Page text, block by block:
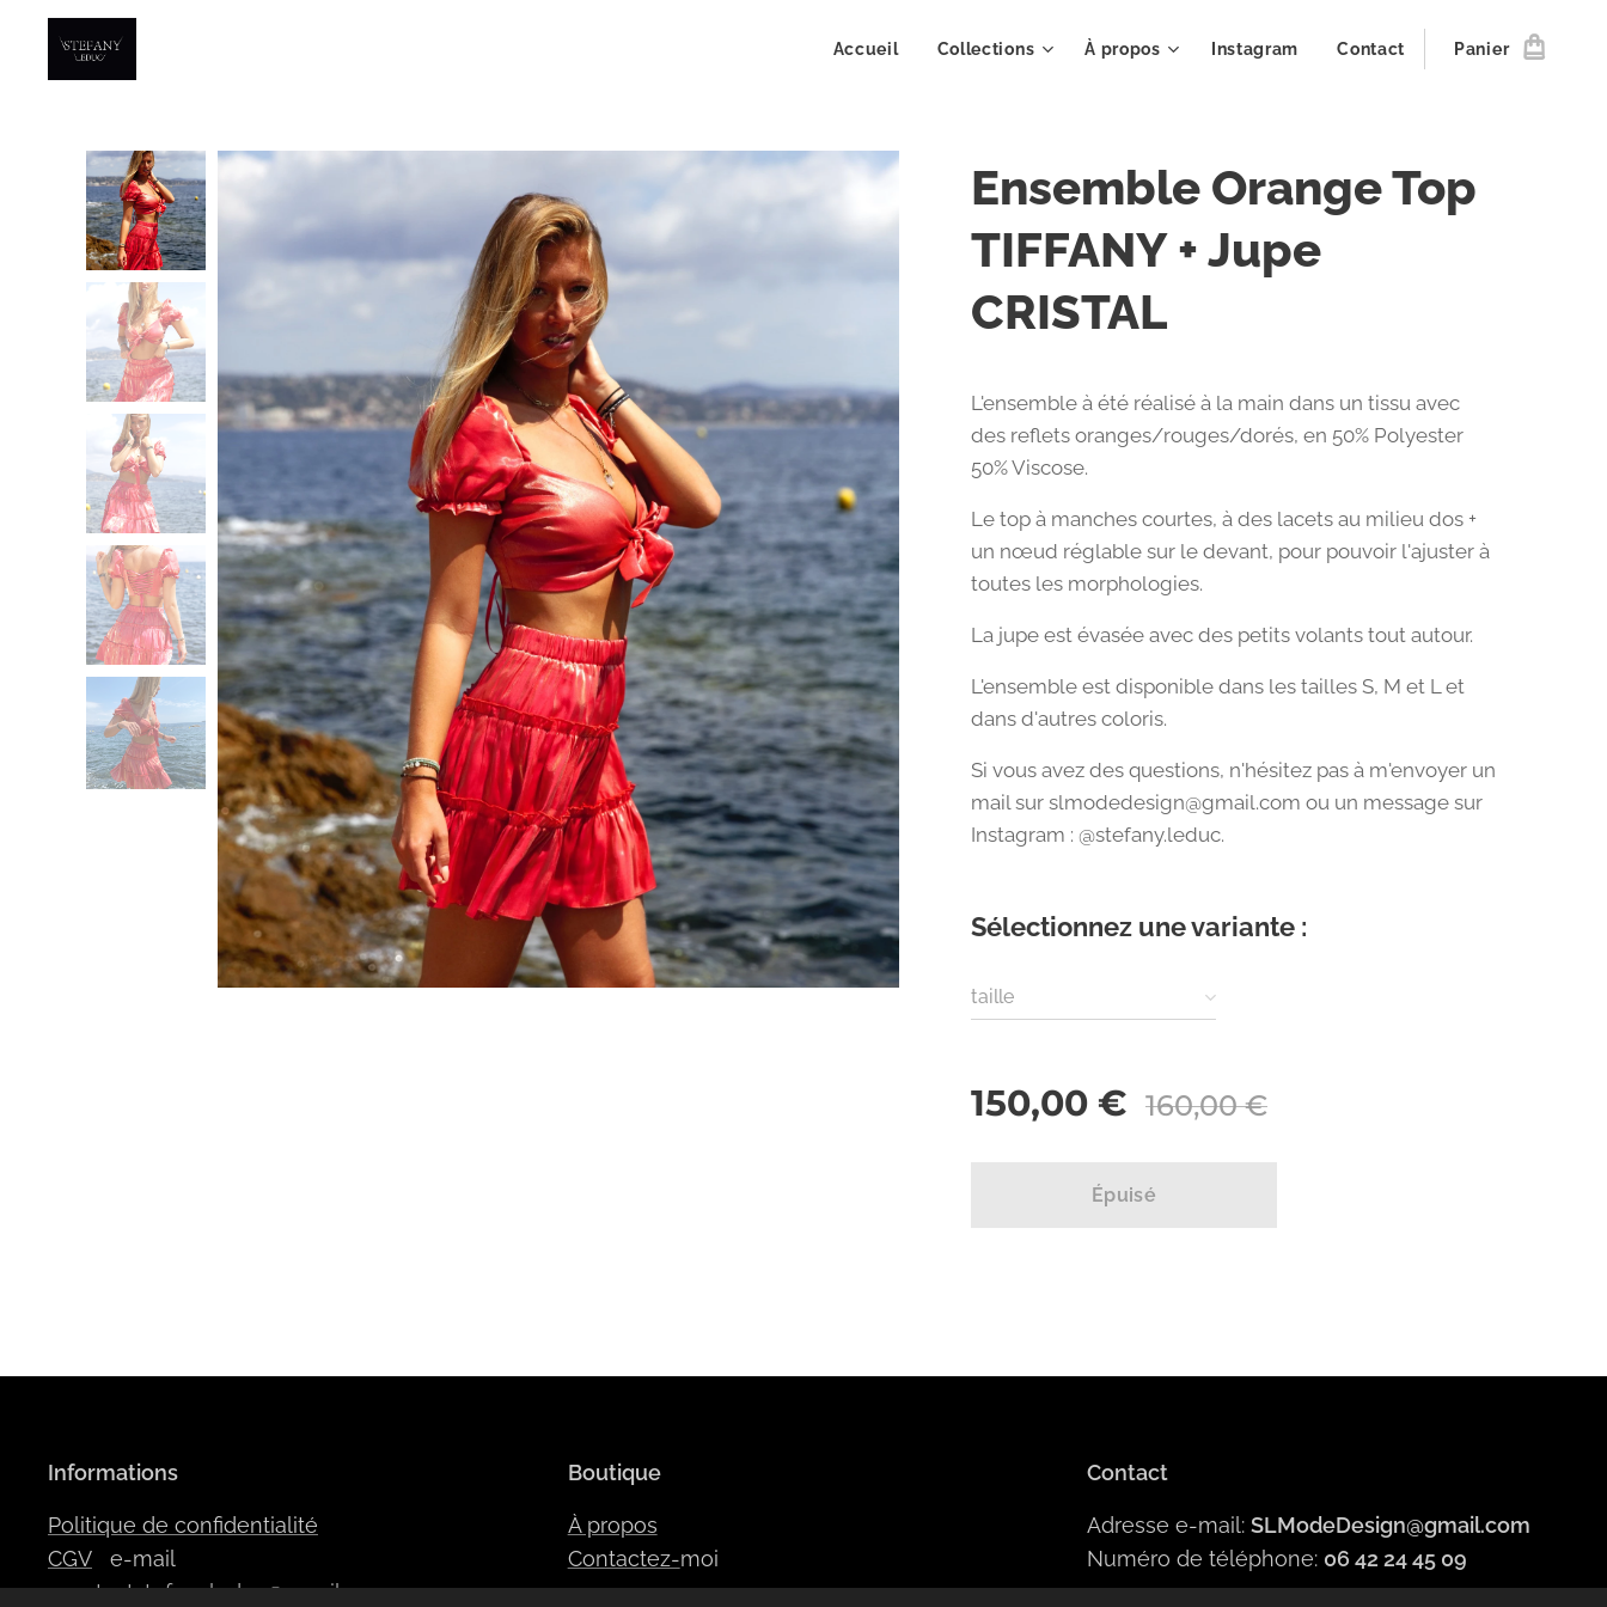
Accueil Collections À propos Instagram Contact Panier
Ensemble Orange Top
TIFFANY + Jupe
CRISTAL
L'ensemble à été réalisé à la main dans un tissu avec
des reflets oranges/rouges/dorés, en 50% Polyester
50% Viscose.
Le top à manches courtes, à des lacets au milieu dos +
un nœud réglable sur le devant, pour pouvoir l'ajuster à
toutes les morphologies.
La jupe est évasée avec des petits volants tout autour.
L'ensemble est disponible dans les tailles S, M et L et
dans d'autres coloris.
Si vous avez des questions, n'hésitez pas à m'envoyer un
mail sur slmodedesign@gmail.com ou un message sur
Instagram : @stefany.leduc.
Sélectionnez une variante :
taille
150,00 € 160,00€
Épuisé
Informations
Politique de confidentialité
CGV e-mail
:contactstefanyleduc@gmail.com
Boutique
À propos
Contactez-moi
Contact
Adresse e-mail:SLModeDesign@gmail.com
Numéro de téléphone: 06 42 24 45 09